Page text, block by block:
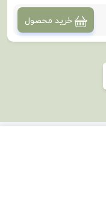
خرید محصول